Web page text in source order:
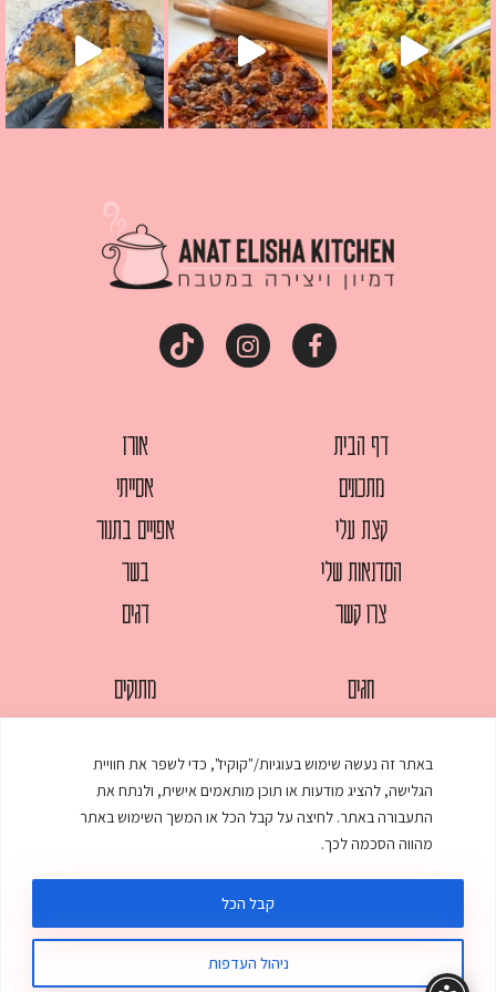
באתר זה נעשה שימוש בעוגיות/"קוקיז", כדי לשפר את חוויית
הגלישה, להציג מודעות או תוכן מותאמים אישית, ולנתח את
התעבורה באתר. לחיצה על קבל הכל או המשך השימוש באתר
מהווה הסכמה לכך.
ניהול העדפות
קבל הכל
דף הבית
מתכונים
קצת עלי
הסדנאות שלי
צרו קשר
אורז
אסייתי
אפויים בתנור
בשר
דגים
חגים
מאפים
ממולאים
מרקים
מתוקים
עוגות
עוף
© כל הזכויות שמורות לענת אלישע | עיצוב ובניית אתר